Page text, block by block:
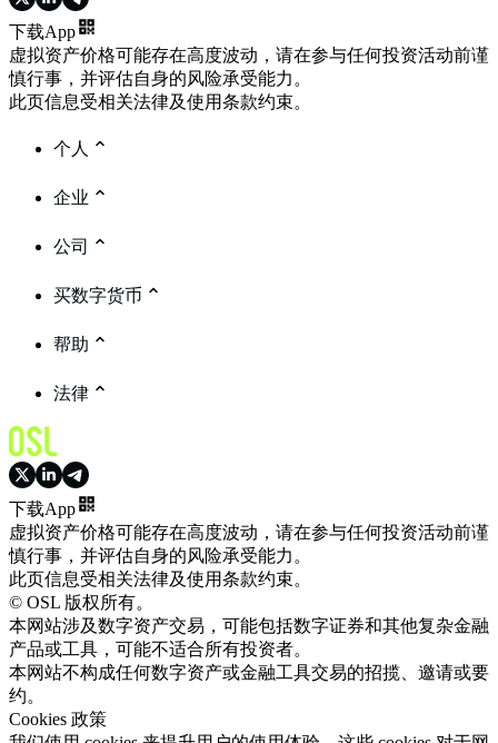
下载App
虚拟资产价格可能存在高度波动，请在参与任何投资活动前谨
慎行事，并评估自身的风险承受能力。
此页信息受相关法律及使用条款约束。
个人
企业
公司
买数字货币
帮助
法律
下载App
虚拟资产价格可能存在高度波动，请在参与任何投资活动前谨
慎行事，并评估自身的风险承受能力。
此页信息受相关法律及使用条款约束。
© OSL 版权所有。
本网站涉及数字资产交易，可能包括数字证券和其他复杂金融
产品或工具，可能不适合所有投资者。
本网站不构成任何数字资产或金融工具交易的招揽、邀请或要
约。
Cookies 政策